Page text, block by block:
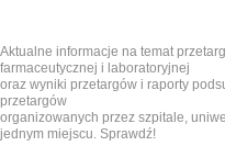
Aktualne informacje na temat
farmaceutycznej i laboratoryjnej
oraz wyniki przetargów i raporty
przetargów
organizowanych przez szpitale,
jednym miejscu. Sprawdź!